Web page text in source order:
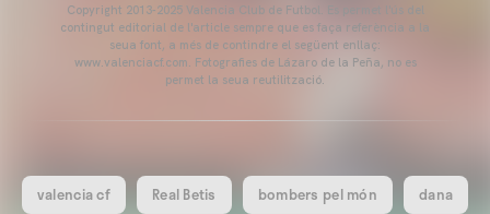
Copyright 2013-2025 Valencia Club de Futbol. Es permet l'ús del
contingut editorial de l'article sempre que es faça referència a la
seua font, a més de contindre el següent enllaç:
www.valenciacf.com. Fotografies de Lázaro de la Peña, no es
permet la seua reutilització.
valencia cf Real Betis bombers pel món dana